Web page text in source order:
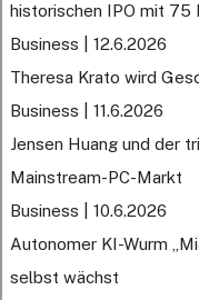
historischen IPO mit 75
Business | 12.6.2026
Theresa Krato wird
Business | 11.6.2026
Jensen Huang und der
Mainstream-PC-Markt
Business | 10.6.2026
Autonomer KI-Wurm
selbst wächst